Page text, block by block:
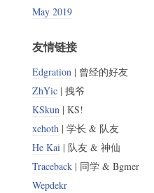
May 2019
友情链接
Edgration| 曾经的好友
ZhYic| 拽爷
KSkun| KS!
xehoth| 学长 & 队友
He Kai| 队友 & 神仙
Traceback| 同学 & Bgmer
Wepdekr